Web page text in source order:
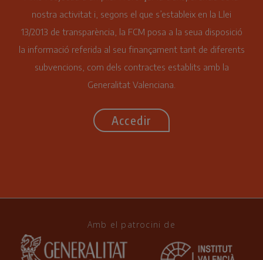
nostra activitat i, segons el que s’estableix en la Llei
13/2013 de transparència, la FCM posa a la seua disposició
la informació referida al seu finançament tant de diferents
subvencions, com dels contractes establits amb la
Generalitat Valenciana.
Accedir
Amb el patrocini de